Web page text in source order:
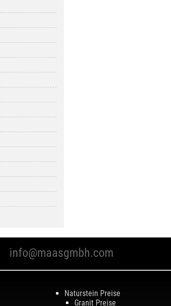
info@maasgmbh.com
Naturstein Preise
Granit Preise